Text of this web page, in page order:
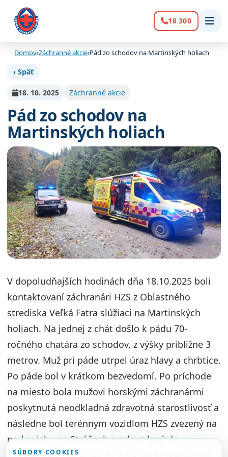
Volanie:
18 300
Domov›Záchranné akcie›Pád zo schodov na Martinských holiach
‹ Späť
18. 10. 2025 Záchranné akcie
Pád zo schodov na
Martinských holiach
V dopoludňajších hodinách dňa 18.10.2025 boli
kontaktovaní záchranári HZS z Oblastného
strediska Veľká Fatra slúžiaci na Martinských
holiach. Na jednej z chát došlo k pádu 70-
ročného chatára zo schodov, z výšky približne 3
metrov. Muž pri páde utrpel úraz hlavy a chrbtice.
Po páde bol v krátkom bezvedomí. Po príchode
na miesto bola mužovi horskými záchranármi
poskytnutá neodkladná zdravotná starostlivosť a
následne bol terénnym vozidlom HZS zvezený na
parkovisko na Stráňach a odovzdaný do
SÚBORY COOKIES